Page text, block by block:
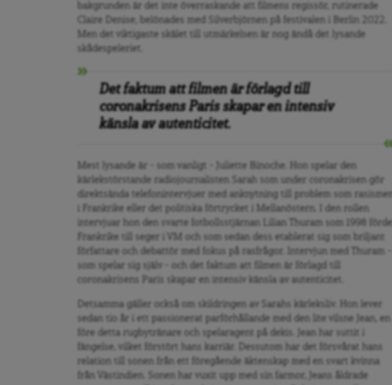
bakgrunden är det inte överraskande att filmens regissör, rutinerade
Claire Denise, belönades med Silverbjörnen på festivalen i Berlin 2022.
Men det viktigaste skälet till utmärkelsen är nog ändå det lysande
skådespeleriet.
Det faktum att filmen är förlagd till
coronakrisens Paris skapar en intensiv
känsla av autenticitet.
Mest lysande är – som vanligt – Juliette Binoche. Hon spelar den
kärlekstörstande radiojournalisten Sarah som under coronakrisen gör
direktsända telefonintervjuer med anknytning till problem som rasismen
i Frankrike eller det politiska förtrycket i Mellanöstern. I den rollen
intervjuar hon den svarte fotbollsstjärnan Lilian Thuram som 1998 förde
Frankrike till seger i VM och som sedan dess etablerat sig som briljant
författare och debattör med fokus på rasfrågor. Intervjun med Thuram –
som spelar sig själv – och det faktum att filmen är förlagd till
coronakrisens Paris skapar en intensiv känsla av autenticitet.
Detsamma gäller också om skildringen av Sarahs kärleksliv.
Hon lever
sedan tio år i ett passionerat parförhållande med den lite vilsne Jean, en
före detta rugbytränare och spelaragent på dekis. Jean har suttit i
fängelse, vilket förstört hans karriär. Dessutom har det försvårat hans
relation till sonen från ett föregående äktenskap med en svart kvinna
från Västindien. Sonen har vuxit upp med sin farmor, Jeans åldrade